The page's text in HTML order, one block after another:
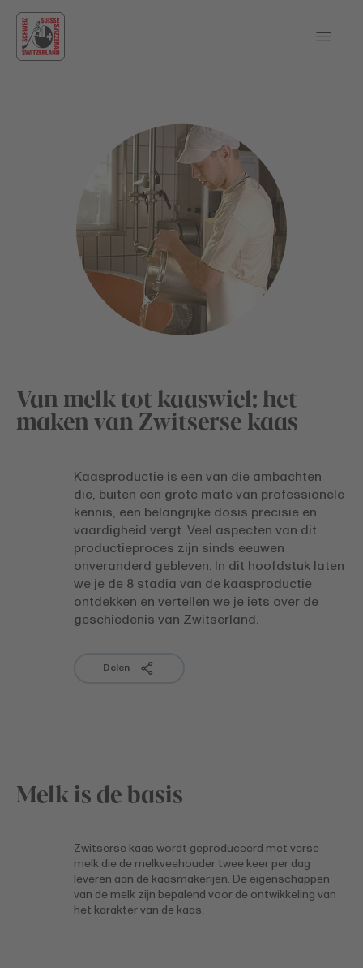
Van melk tot kaaswiel: het
maken van Zwitserse kaas
Kaasproductie is een van die ambachten
die, buiten een grote mate van professionele
kennis, een belangrijke dosis precisie en
vaardigheid vergt. Veel aspecten van dit
productieproces zijn sinds eeuwen
onveranderd gebleven. In dit hoofdstuk laten
we je de 8 stadia van de kaasproductie
ontdekken en vertellen we je iets over de
geschiedenis van Zwitserland.
Delen
Melk is de basis
Zwitserse kaas wordt geproduceerd met verse
melk die de melkveehouder twee keer per dag
leveren aan de kaasmakerijen. De eigenschappen
van de melk zijn bepalend voor de ontwikkeling van
het karakter van de kaas.